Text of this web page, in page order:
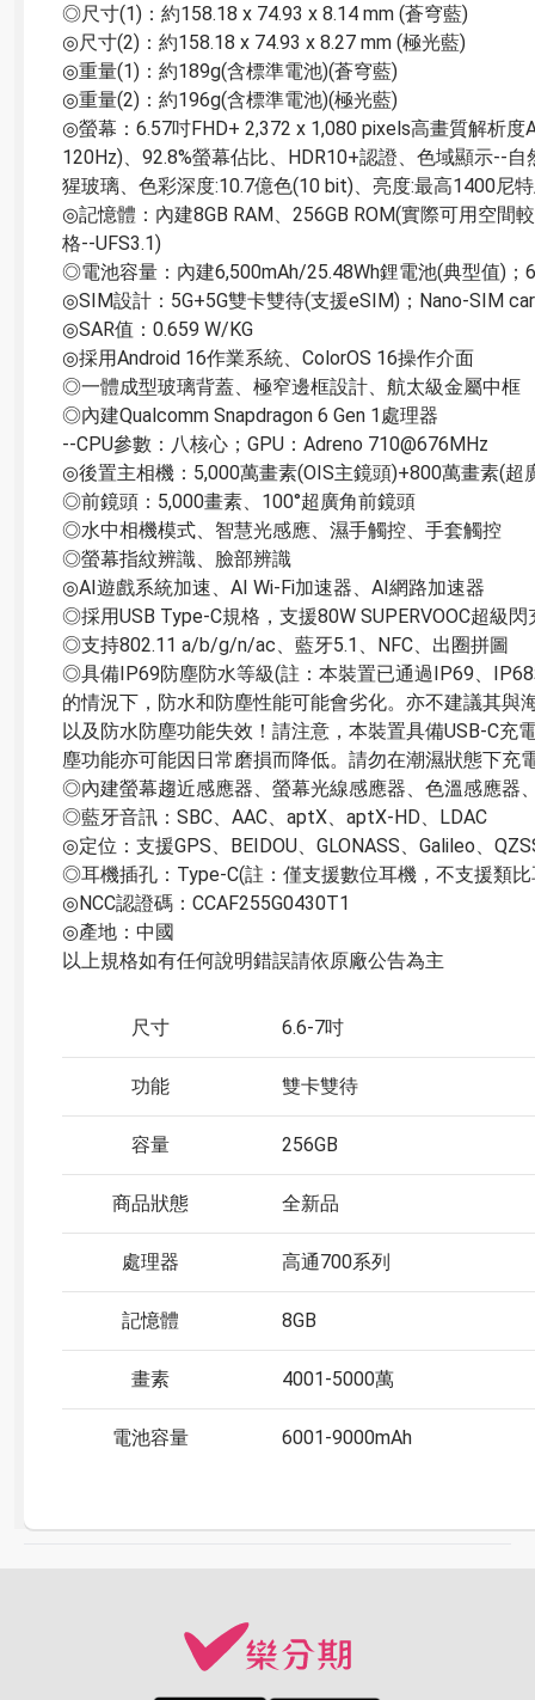
◎尺寸(1)：約158.18 x 74.93 x 8.14 mm (蒼穹藍)
◎尺寸(2)：約158.18 x 74.93 x 8.27 mm (極光藍)
◎重量(1)：約189g(含標準電池)(蒼穹藍)
◎重量(2)：約196g(含標準電池)(極光藍)
◎螢幕：6.57吋FHD+ 2,372 x 1,080 pixels高畫質解析
120Hz)、92.8%螢幕佔比、HDR10+認證、色域顯示--
猩玻璃、色彩深度:10.7億色(10 bit)、亮度:最高1400尼
◎記憶體：內建8GB RAM、256GB ROM(實際可用空間
格--UFS3.1)
◎電池容量：內建6,500mAh/25.48Wh鋰電池(典型值)；
◎SIM設計：5G+5G雙卡雙待(支援eSIM)；Nano-SIM
◎SAR值：0.659 W/KG
◎採用Android 16作業系統、ColorOS 16操作介面
◎一體成型玻璃背蓋、極窄邊框設計、航太級金屬中框
◎內建Qualcomm Snapdragon 6 Gen 1處理器
--CPU參數：八核心；GPU：Adreno 710@676MHz
◎後置主相機：5,000萬畫素(OIS主鏡頭)+800萬畫素(超
◎前鏡頭：5,000畫素、100°超廣角前鏡頭
◎水中相機模式、智慧光感應、濕手觸控、手套觸控
◎螢幕指紋辨識、臉部辨識
◎AI遊戲系統加速、AI Wi-Fi加速器、AI網路加速器
◎採用USB Type-C規格，支援80W SUPERVOOC超級閃
◎支持802.11 a/b/g/n/ac、藍牙5.1、NFC、出圈拼圖
◎具備IP69防塵防水等級(註：本裝置已通過IP69、
的情況下，防水和防塵性能可能會劣化。亦不建議其
以及防水防塵功能失效！請注意，本裝置具備USB-C充
塵功能亦可能因日常磨損而降低。請勿在潮濕狀態下充
◎內建螢幕趨近感應器、螢幕光線感應器、色溫感應器
◎藍牙音訊：SBC、AAC、aptX、aptX-HD、LDAC
◎定位：支援GPS、BEIDOU、GLONASS、Galileo、
◎耳機插孔：Type-C(註：僅支援數位耳機，不支援類比
◎NCC認證碼：CCAF255G0430T1
◎產地：中國
以上規格如有任何說明錯誤請依原廠公告為主
尺寸 6.6-7吋
功能 雙卡雙待
容量 256GB
商品狀態 全新品
處理器 高通700系列
記憶體 8GB
畫素 4001-5000萬
電池容量 6001-9000mAh